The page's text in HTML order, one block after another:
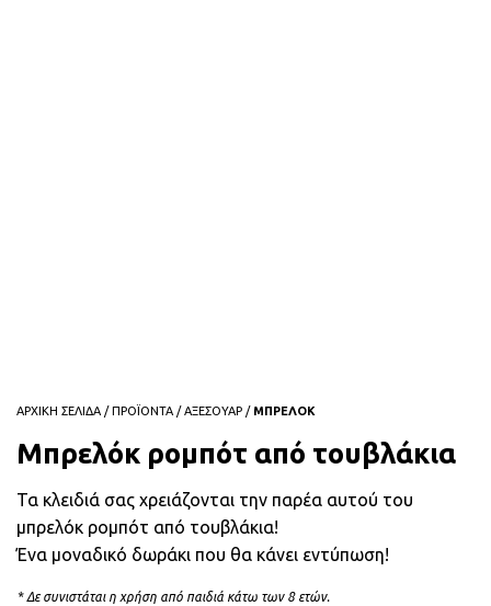
ΑΡΧΙΚΗ ΣΕΛΙΔΑ / ΠΡΟΪΟΝΤΑ / ΑΞΕΣΟΥΑΡ / ΜΠΡΕΛΟΚ
Μπρελόκ ρομπότ από τουβλάκια
Τα κλειδιά σας χρειάζονται την παρέα αυτού του
μπρελόκ ρομπότ από τουβλάκια!
Ένα μοναδικό δωράκι που θα κάνει εντύπωση!
* Δε συνιστάται η χρήση από παιδιά κάτω των 8 ετών.